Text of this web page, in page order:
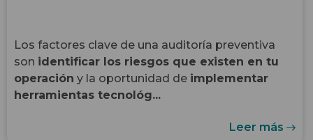
Los factores clave de una auditoría preventiva
son identificar los riesgos que existen en tu
operación y la oportunidad de implementar
herramientas tecnológ...
Leer más